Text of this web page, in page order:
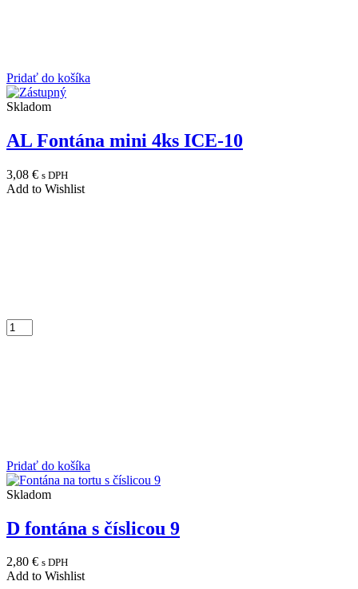
Pridať do košíka
Skladom
AL Fontána mini 4ks ICE-10
3,08 € s DPH
Add to Wishlist
Pridať do košíka
Skladom
D fontána s číslicou 9
2,80 € s DPH
Add to Wishlist